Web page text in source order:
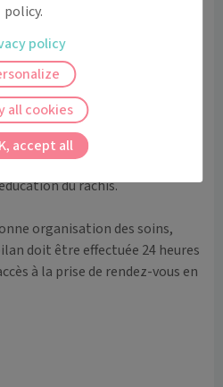
moteur, troubles de la sphère
(hors troubles vésico-
enfant)
: rééducation des
préparation physique
manuelle, rééducation en
périnéale)
inférieur, rééducation du
du rachis.
organisation des soins,
doit être effectuée 24 heures
à la prise de rendez-vous en
policy.
accept all
all cookies
policy